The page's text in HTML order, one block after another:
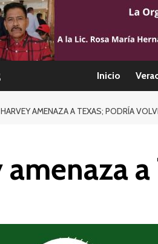
Inicio
HARVEY AMENAZA A TEXAS; PODRÍA